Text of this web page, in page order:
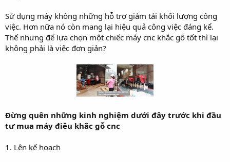
Sử dụng máy không những hỗ trợ giảm tải khối lượng công
việc. Hơn nữa nó còn mang lại hiệu quả công việc đáng kể.
Thế nhưng để lựa chọn một chiếc máy cnc khắc gỗ tốt thì lại
không phải là việc đơn giản?
Đừng quên những kinh nghiệm dưới đây trước khi đầu
tư mua máy điêu khắc gỗ cnc
1. Lên kế hoạch